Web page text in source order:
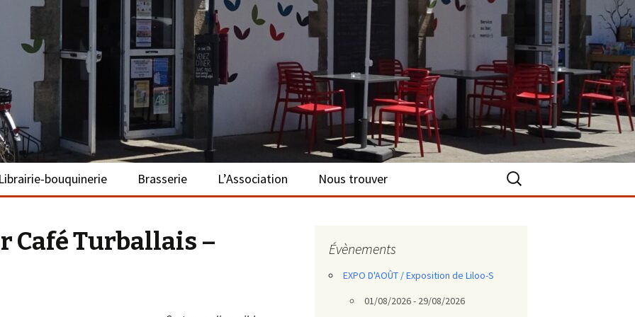
La Turballe
Librairie-bouquinerie
Brasserie
L’Association
Nous trouver Rechercher :
Café Turballais –
Évènements
EXPO D'AOÛT / Exposition de Liloo-S
01/08/2026 - 29/08/2026